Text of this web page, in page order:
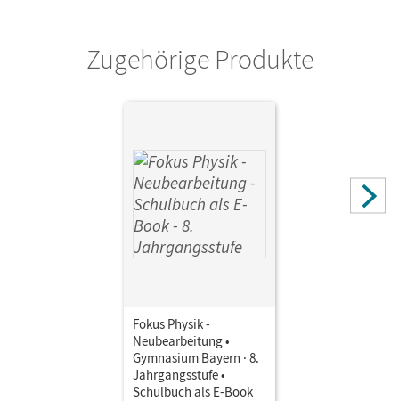
Cornelsen VerlagZugehörige Produkte
Fokus Physik -
Neubearbeitung •
Gymnasium Bayern · 8.
Jahrgangsstufe •
Schulbuch als E-Book